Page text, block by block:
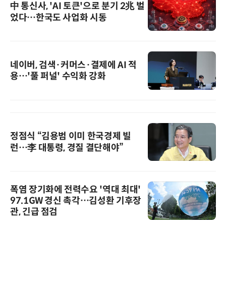
中 통신사, 'AI 토큰'으로 분기 2兆 벌
었다…한국도 사업화 시동
네이버, 검색·커머스·결제에 AI 적
용…'풀 퍼널' 수익화 강화
정점식 “김용범 이미 한국경제 빌
런…李 대통령, 경질 결단해야”
폭염 장기화에 전력수요 '역대 최대'
97.1GW 경신 촉각…김성환 기후장
관, 긴급 점검